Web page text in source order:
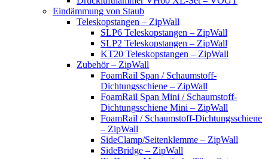
Eindämmung von Staub
Teleskopstangen – ZipWall
SLP6 Teleskopstangen – ZipWall
SLP2 Teleskopstangen – ZipWall
KT20 Teleskopstangen – ZipWall
Zubehör – ZipWall
FoamRail Span / Schaumstoff-
Dichtungsschiene – ZipWall
FoamRail Span Mini / Schaumstoff-
Dichtungsschiene Mini – ZipWall
FoamRail / Schaumstoff-Dichtungsschiene
– ZipWall
SideClamp/Seitenklemme – ZipWall
SideBridge – ZipWall